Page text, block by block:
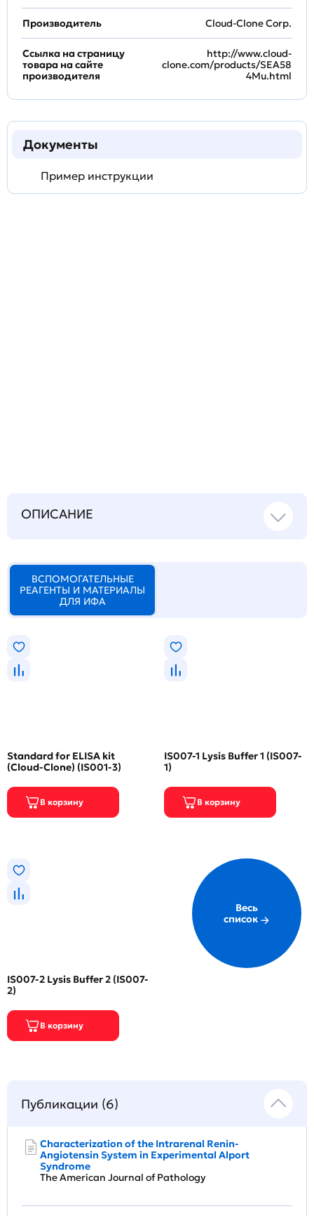
Производитель Cloud-Clone Corp.
Ссылка на страницу
товара на сайте
производителя
http://www.cloud-
clone.com/products/SEA58
4Mu.html
Документы
Пример инструкции
ОПИСАНИЕ
ВСПОМОГАТЕЛЬНЫЕ
РЕАГЕНТЫ И МАТЕРИАЛЫ
ДЛЯ ИФА
Standard for ELISA kit
(Cloud-Clone) (IS001-3)
IS007-1 Lysis Buffer 1 (IS007-
1)
IS007-2 Lysis Buffer 2 (IS007-
2)
Весь
список
Публикации (6)
Characterization of the Intrarenal Renin-
Angiotensin System in Experimental Alport
Syndrome
The American Journal of Pathology